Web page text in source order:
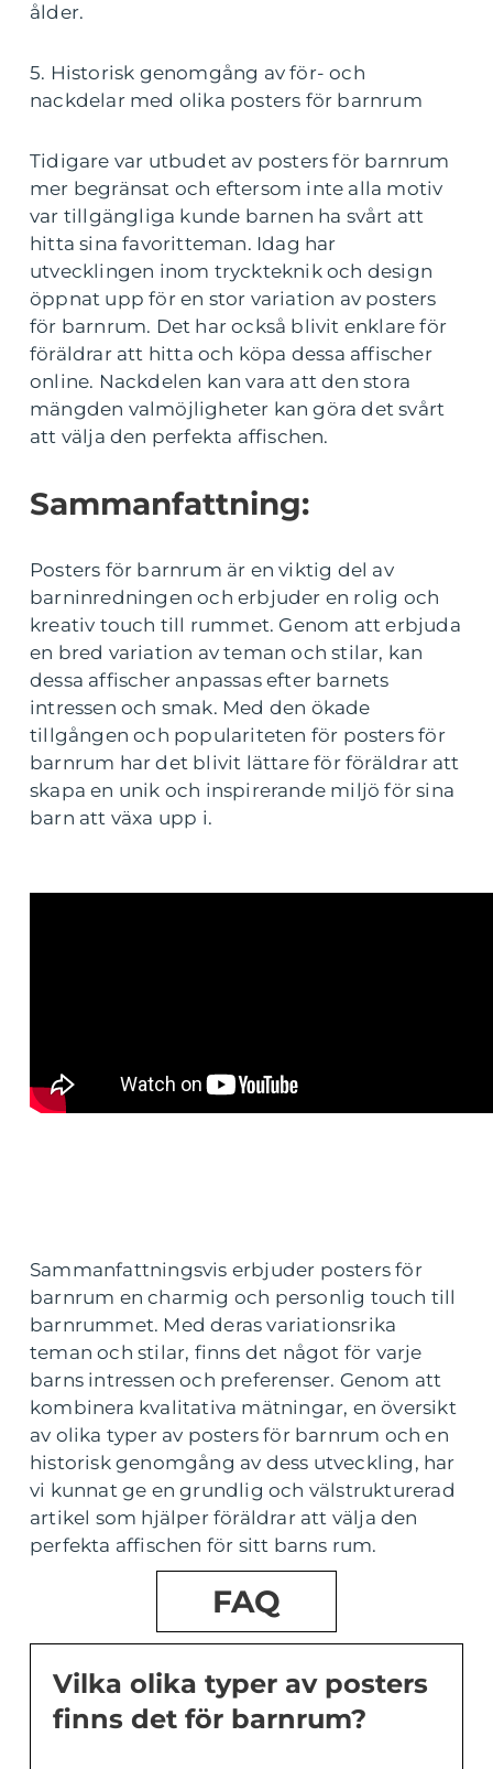
ålder.
5. Historisk genomgång av för- och
nackdelar med olika posters för barnrum
Tidigare var utbudet av posters för barnrum
mer begränsat och eftersom inte alla motiv
var tillgängliga kunde barnen ha svårt att
hitta sina favoritteman. Idag har
utvecklingen inom tryckteknik och design
öppnat upp för en stor variation av posters
för barnrum. Det har också blivit enklare för
föräldrar att hitta och köpa dessa affischer
online. Nackdelen kan vara att den stora
mängden valmöjligheter kan göra det svårt
att välja den perfekta affischen.
Sammanfattning:
Posters för barnrum är en viktig del av
barninredningen och erbjuder en rolig och
kreativ touch till rummet. Genom att erbjuda
en bred variation av teman och stilar, kan
dessa affischer anpassas efter barnets
intressen och smak. Med den ökade
tillgången och populariteten för posters för
barnrum har det blivit lättare för föräldrar att
skapa en unik och inspirerande miljö för sina
barn att växa upp i.
Sammanfattningsvis erbjuder posters för
barnrum en charmig och personlig touch till
barnrummet. Med deras variationsrika
teman och stilar, finns det något för varje
barns intressen och preferenser. Genom att
kombinera kvalitativa mätningar, en översikt
av olika typer av posters för barnrum och en
historisk genomgång av dess utveckling, har
vi kunnat ge en grundlig och välstrukturerad
artikel som hjälper föräldrar att välja den
perfekta affischen för sitt barns rum.
FAQ
Vilka olika typer av posters
finns det för barnrum?